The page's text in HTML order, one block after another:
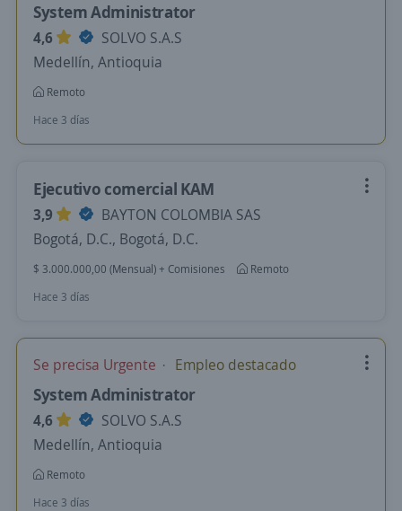
System Administrator
4,6
SOLVO S.A.S
Medellín, Antioquia
Remoto
Hace 3 días
Ejecutivo comercial KAM
3,9
BAYTON COLOMBIA SAS
Bogotá, D.C., Bogotá, D.C.
$ 3.000.000,00 (Mensual) + Comisiones
Remoto
Hace 3 días
Se precisa Urgente Empleo destacado
System Administrator
4,6
SOLVO S.A.S
Medellín, Antioquia
Remoto
Hace 3 días